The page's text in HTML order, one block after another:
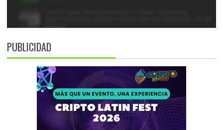
PUBLICIDAD